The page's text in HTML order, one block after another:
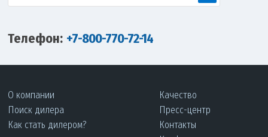
Телефон: +7-800-770-72-14
О компании
Поиск дилера
Как стать дилером?
Качество
Пресс-центр
Контакты